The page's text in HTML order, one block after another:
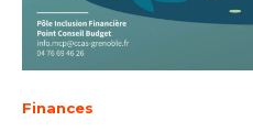
Finances